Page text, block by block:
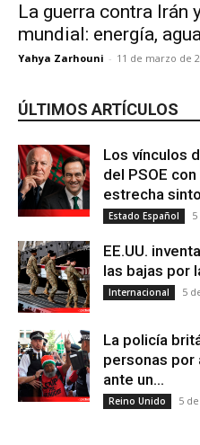
La guerra contra Irán
mundial: energía,
Yahya Zarhouni - 11 de marzo de
ÚLTIMOS ARTÍCULOS
Los vínculos
del PSOE
estrecha
Estado Español
EE.UU.
las bajas por
Internacional 5
La policía
personas por
ante un...
Reino Unido 5